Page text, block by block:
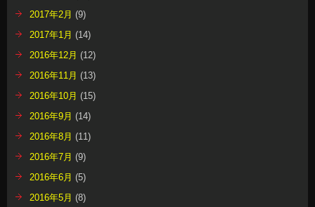
2017年2月 (9)
2017年1月 (14)
2016年12月 (12)
2016年11月 (13)
2016年10月 (15)
2016年9月 (14)
2016年8月 (11)
2016年7月 (9)
2016年6月 (5)
2016年5月 (8)